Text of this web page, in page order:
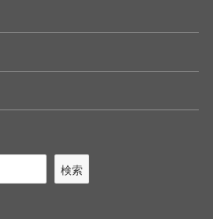
検索